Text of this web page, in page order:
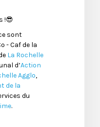
!😎
sont
- Caf de la
La Rochelle
d’Action
Agglo,
de la
du
.